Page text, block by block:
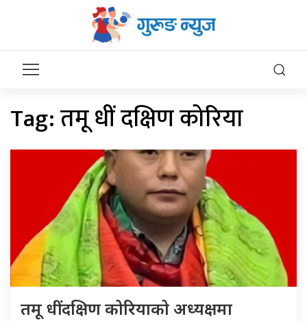
Tag:तमू धीं दक्षिण कोरिया
तमू धीं दक्षिण कोरियाको अध्यक्षमा